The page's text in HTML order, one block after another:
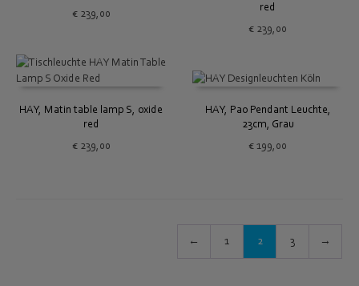
€239,00
red
€ 239,00
HAY, Matin table lamp S, oxide
red
€239,00
HAY, Pao Pendant Leuchte,
23cm, Grau
€ 199,00
← 1 2 3 →